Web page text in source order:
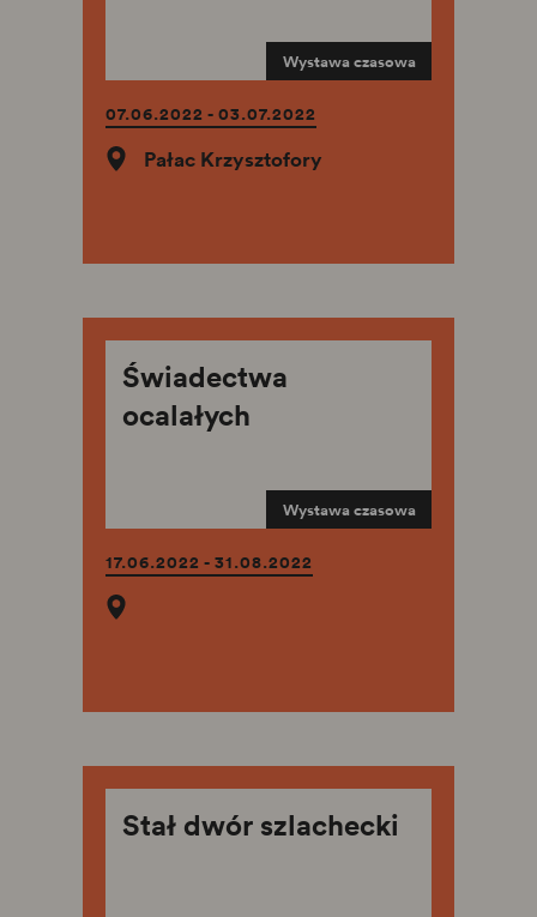
Wystawa czasowa
07.06.2022 - 03.07.2022
Pałac Krzysztofory
Świadectwa
ocalałych
Wystawa czasowa
17.06.2022 - 31.08.2022
Stał dwór szlachecki